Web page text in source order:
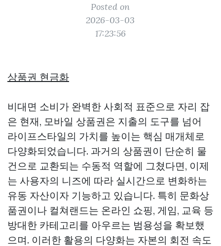
Posted on
2026-03-03
17:23:56
상품권 현금화
비대면 소비가 완벽한 사회적 표준으로 자리 잡
은 현재, 모바일 상품권은 지출의 도구를 넘어
라이프스타일의 가치를 높이는 핵심 매개체로
다양화되었습니다. 과거의 상품권이 단순히 물
건으로 교환되는 수동적 역할에 그쳤다면, 이제
는 사용자의 니즈에 따라 실시간으로 변화하는
유동 자산이자 기능하고 있습니다. 특히 문화상
품권이나 컬쳐랜드는 온라인 쇼핑, 게임, 교육 등
방대한 카테고리를 아우르는 범용성을 확보했
으며. 이러한 활용의 다양화는 자본의 회전 속도